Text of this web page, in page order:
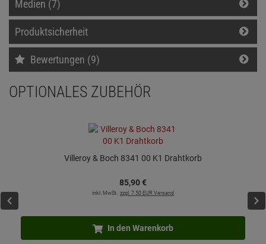
Medien (7)
Produktsicherheit
Bewertungen (9)
OPTIONALES ZUBEHÖR
Villeroy & Boch 8341 00 K1 Drahtkorb
85,90€
inkl. MwSt. zzgl. 7.50 EUR Versand
In den Warenkorb